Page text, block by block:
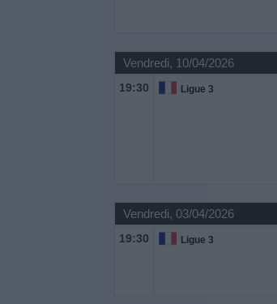
Vendredi, 10/04/2026
19:30 Ligue 3
Vendredi, 03/04/2026
19:30 Ligue 3